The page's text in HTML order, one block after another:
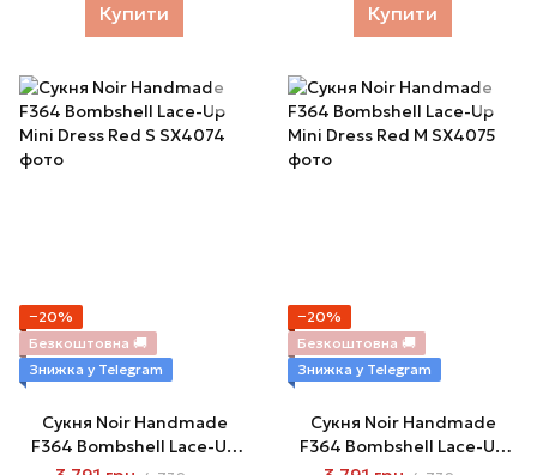
Купити Купити
−20%
Безкоштовна 🚚
Знижка у Telegram
Сукня Noir Handmade
F364 Bombshell Lace-Up
Mini Dress Red S
−20%
Безкоштовна 🚚
Знижка у Telegram
Сукня Noir Handmade
F364 Bombshell Lace-Up
Mini Dress Red M